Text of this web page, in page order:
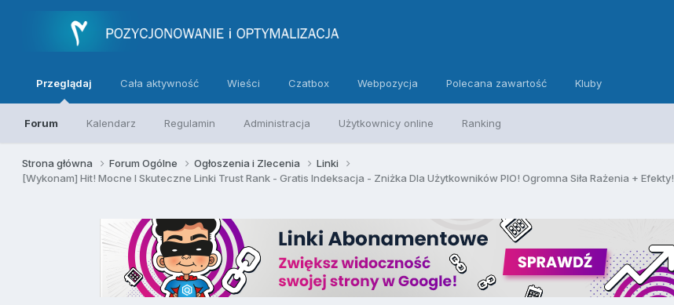
Przeglądaj
Forum Kalendarz Regulamin Administracja Użytkownicy online Ranking
Cała aktywność Wieści Czatbox Webpozycja Polecana zawartość Kluby
Strona główna Forum Ogólne Ogłoszenia i Zlecenia
Linki
[Wykonam] Hit! Mocne I Skuteczne Linki Trust Rank - Gratis Indeksacja - Zniżka Dla Użytkowników PIO! Ogromna Siła Rażenia + Efekty!